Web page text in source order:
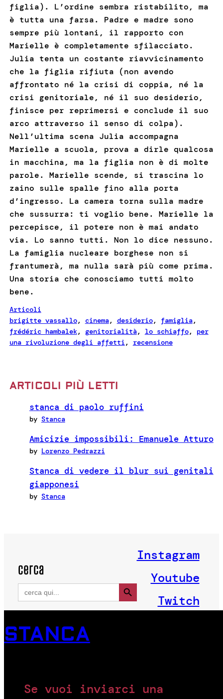
figlia). L’ordine sembra ristabilito, ma
è tutta una farsa. Padre e madre sono
sempre più lontani, il rapporto con
Marielle è completamente sfilacciato.
Julia tenta un costante riavvicinamento
che la figlia rifiuta (non avendo
affrontato né la crisi di coppia, né la
crisi genitoriale, né il suo desiderio,
finisce per reprimersi e conclude il suo
arco attraverso il senso di colpa).
Nell’ultima scena Julia accompagna
Marielle a scuola, prova a dirle qualcosa
in macchina, ma la figlia non è di molte
parole. Marielle scende, si trascina lo
zaino sulle spalle fino alla porta
d’ingresso. La camera torna sulla madre
che sussurra: ti voglio bene. Marielle la
percepisce, il potere non è mai andato
via. Lo sanno tutti. Non lo dice nessuno.
La famiglia nucleare borghese non si
frantumerà, ma nulla sarà più come prima.
Una storia che conosciamo tutti molto
bene.
Articoli
brigitte vassallo, cinema, desiderio, famiglia
frédéric hambalek, genitorialità, lo schiaffo, per
una rivoluzione degli affetti, recensione
ARTICOLI PIÙ LETTI
stanca di paolo ruffini
by Stanca
Amicizie impossibili: Emanuele Atturo
by Lorenzo Pedrazzi
Stanca di vedere il blur sui genitali
giapponesi
by Stanca
cerca
Search
for:
Search Button
Instagram
Youtube
Twitch
STANCA
Se vuoi inviarci una